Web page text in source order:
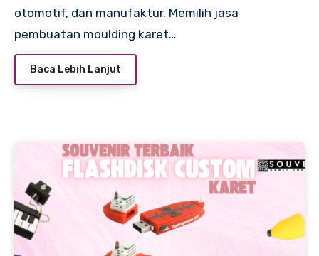
otomotif, dan manufaktur. Memilih jasa
pembuatan moulding karet…
Baca Lebih Lanjut